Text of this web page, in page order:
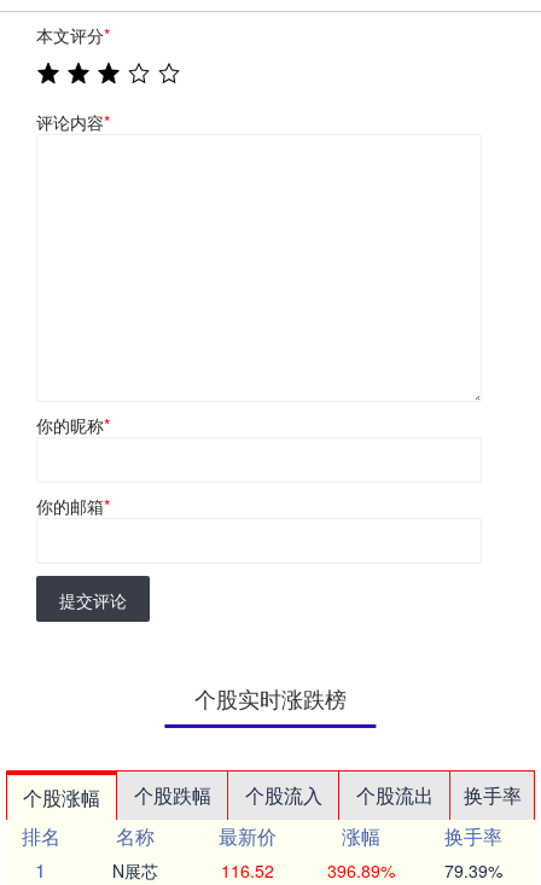
本文评分*
评论内容*
你的昵称*
你的邮箱*
提交评论
个股实时涨跌榜
个股涨幅 个股跌幅 个股流入 个股流出
换手率
排名
名称 最新价 涨幅
换手率
1
N展芯 116.52 396.89% 79.39%